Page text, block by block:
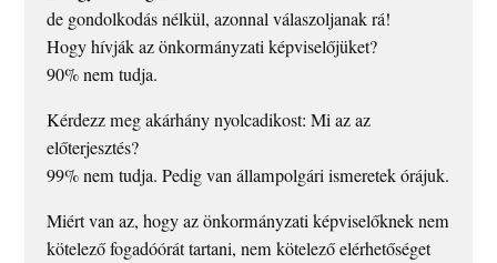
de gondolkodás nélkül, azonnal válaszoljanak rá!
Hogy hívják az önkormányzati képviselőjüket?
90% nem tudja.
Kérdezz meg akárhány nyolcadikost: Mi az az
előterjesztés?
99% nem tudja. Pedig van állampolgári ismeretek órájuk.
Miért van az, hogy az önkormányzati képviselőknek nem
kötelező fogadóórát tartani, nem kötelező elérhetőséget